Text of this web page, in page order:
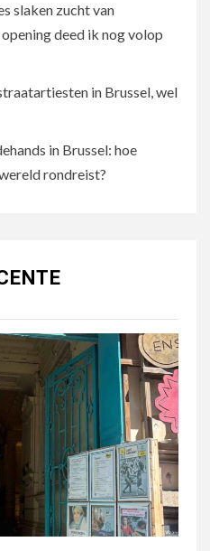
slaken zucht van
deed ik nog volop
in Brussel, wel
in Brussel: hoe
rondreist?